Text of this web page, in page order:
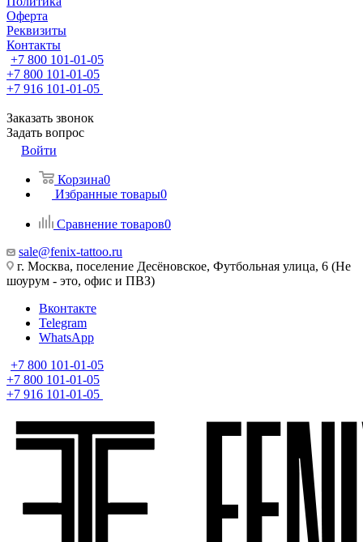
Оферта
Реквизиты
Контакты
+7 800 101-01-05
+7 800 101-01-05
+7 916 101-01-05
Заказать звонок
Задать вопрос
Войти
Корзина0
Избранные товары0
Сравнение товаров0
sale@fenix-tattoo.ru
г. Москва, поселение Десёновское, Футбольная улица, 6 (Не
шоурум - это, офис и ПВЗ)
Вконтакте
Telegram
WhatsApp
+7 800 101-01-05
+7 800 101-01-05
+7 916 101-01-05